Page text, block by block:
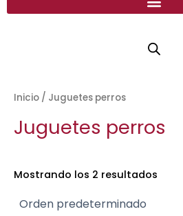
Inicio / Juguetes perros
Juguetes perros
Mostrando los 2 resultados